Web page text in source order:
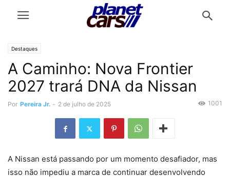
Destaques
A Caminho: Nova Frontier
2027 trará DNA da Nissan
Por Pereira Jr. - 2 de julho de 2025 1001
A Nissan está passando por um momento desafiador, mas
isso não impediu a marca de continuar desenvolvendo